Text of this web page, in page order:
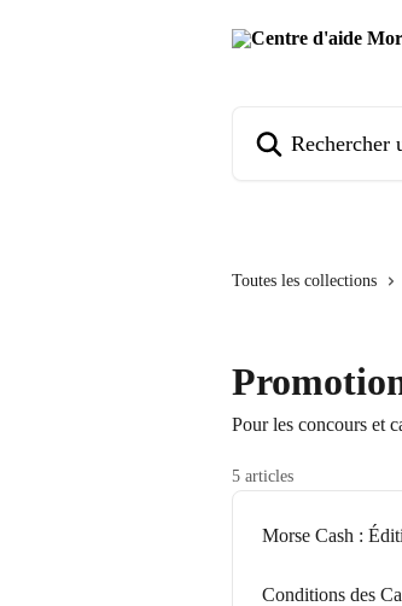
Toutes les collections
Pour les concours et
5 articles
Morse Cash :
Conditions des